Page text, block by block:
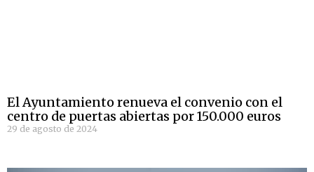
El Ayuntamiento renueva el convenio con el
centro de puertas abiertas por 150.000 euros
29 de agosto de 2024